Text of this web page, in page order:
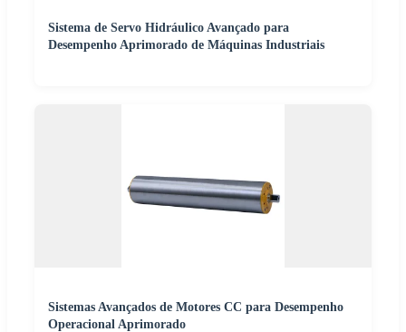
Sistema de Servo Hidráulico Avançado para
Desempenho Aprimorado de Máquinas Industriais
Sistemas Avançados de Motores CC para Desempenho
Operacional Aprimorado